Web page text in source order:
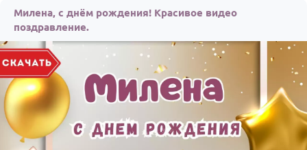
Милена, с днём рождения! Красивое видео
поздравление.